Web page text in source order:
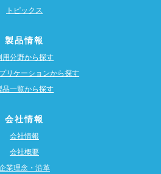
トピックス
製品情報
用分野から探す
リケーションから探す
品一覧から探す
会社情報
会社情報
会社概要
業理念・沿革